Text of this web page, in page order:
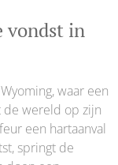
vondst in
waar een
de wereld op zijn
een hartaanval
springt de